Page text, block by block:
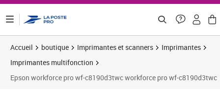
Accueil boutique Imprimantes et scanners
Imprimantes
Imprimantes multifonction
Epson workforce pro wf-c8190d3twc workforce pro wf-c8190d3twc